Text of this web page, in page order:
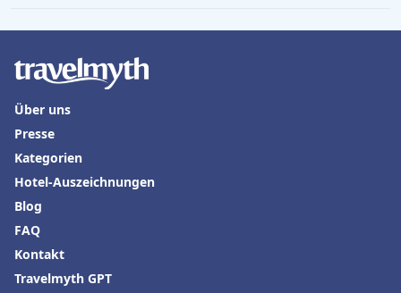
Über uns
Presse
Kategorien
Hotel-Auszeichnungen
Blog
FAQ
Kontakt
Travelmyth GPT